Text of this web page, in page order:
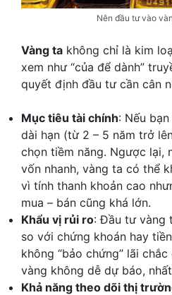
Nên đầu tư vào
Vàng ta không chỉ là kim
xem như “của để dành”
quyết định đầu tư cần cân
Mục tiêu tài chính: Nếu
dài hạn (từ 2 – 5 năm trở
chọn tiềm năng. Ngược lại,
vốn nhanh, vàng ta có thể
vì tính thanh khoản cao
mua – bán cũng khá lớn.
Khẩu vị rủi ro: Đầu tư vàng
so với chứng khoán hay
không “bảo chứng” lãi
vàng không dễ dự báo,
Khả năng theo dõi thị